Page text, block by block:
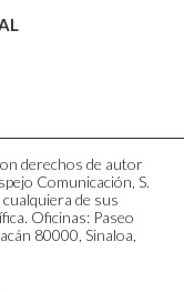
derechos de autor
Comunicación, S.
cualquiera de sus
Oficinas: Paseo
80000, Sinaloa,